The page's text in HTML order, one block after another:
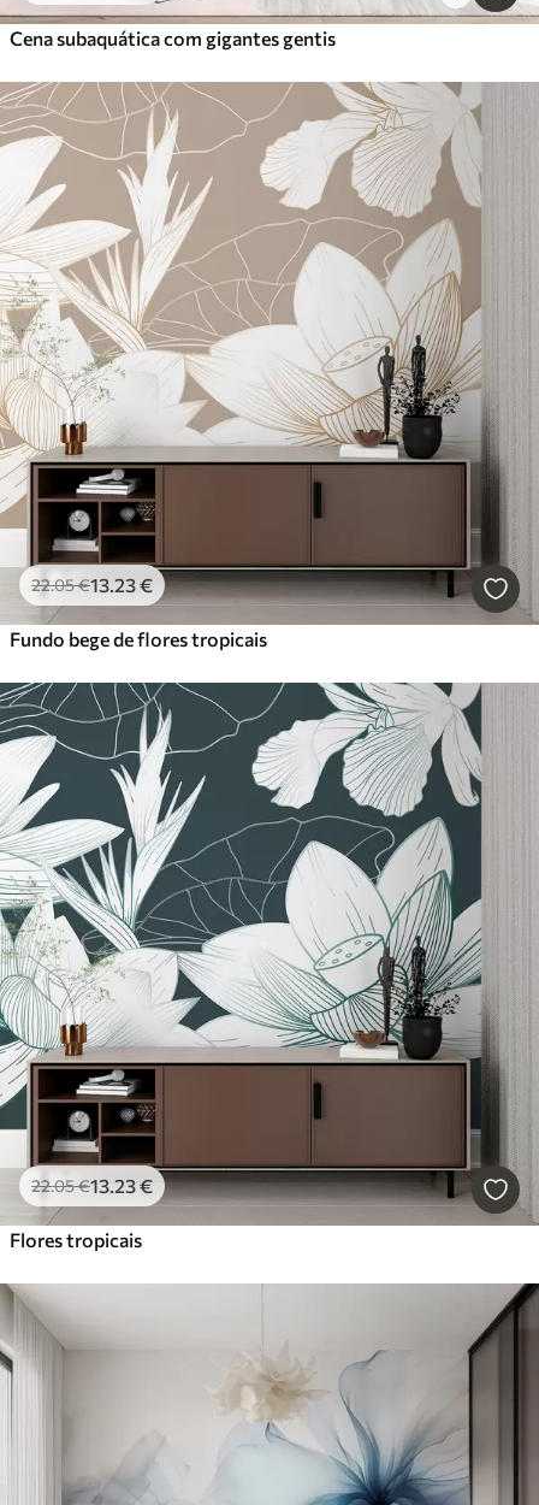
Cena subaquática com gigantes gentis
22.05€13.23€
Fundo bege de flores tropicais
22.05€13.23€
Flores tropicais